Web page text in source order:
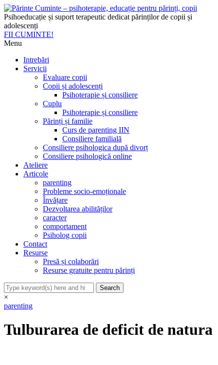
Psihoeducație și suport terapeutic dedicat părinților de copii și
adolescenți
FII CUMINTE!
Menu
Intrebări
Servicii
Evaluare copii
Copii și adolescenți
Psihoterapie și consiliere
Cuplu
Psihoterapie și consiliere
Părinți și familie
Curs de parenting IIN
Consiliere familială
Consiliere psihologica după divorț
Consiliere psihologică online
Ateliere
Articole
parenting
Probleme socio-emoționale
Învățare
Dezvoltarea abilităților
caracter
comportament
Psiholog copii
Contact
Resurse
Presă și colaborări
Resurse gratuite pentru părinți
×
parenting
Tulburarea de deficit de natura